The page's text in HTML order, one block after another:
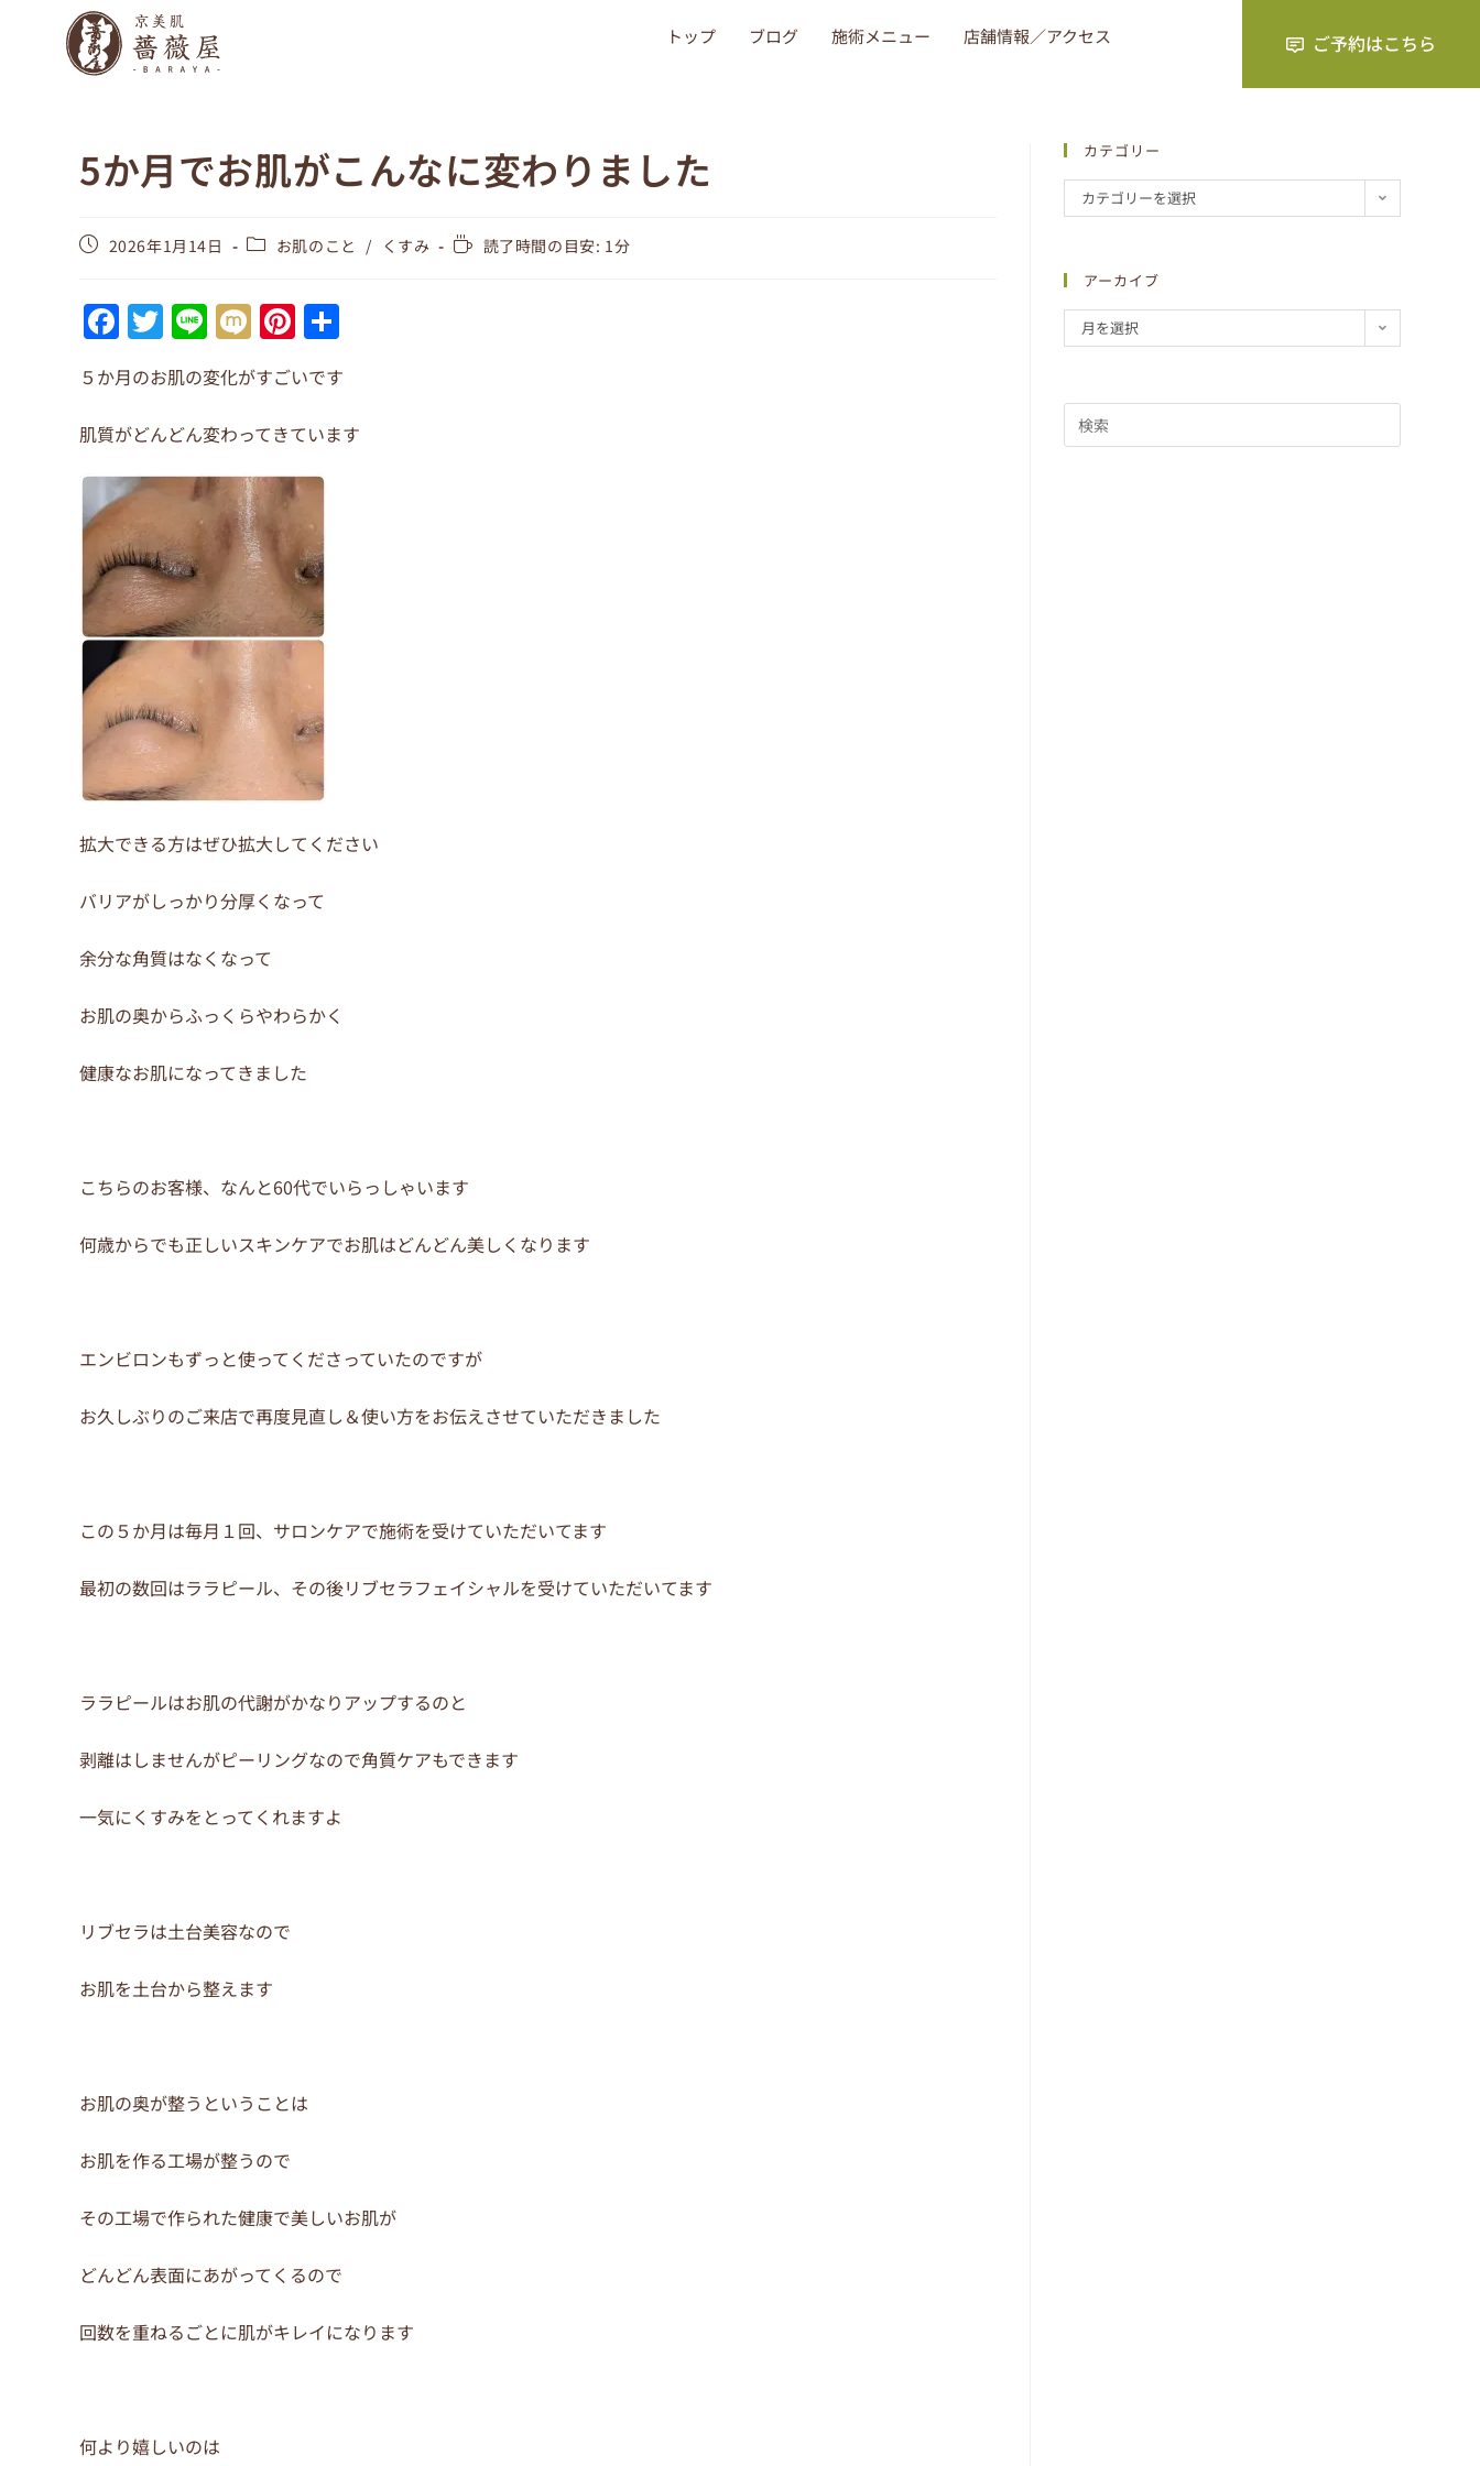
トップ ブログ 施術メニュー 店舗情報／アクセス
5か月でお肌がこんなに変わりました
2026年1月14日 お肌のこと / くすみ 読了時間の目安: 1分
F
a
c
e
b
o
o
k
T
w
itt
er
Li
n
e
M
ix
i
Pi
nt
er
e
st
５か月のお肌の変化がすごいです
肌質がどんどん変わってきています
拡大できる方はぜひ拡大してください
バリアがしっかり分厚くなって
余分な角質はなくなって
お肌の奥からふっくらやわらかく
健康なお肌になってきました
こちらのお客様、なんと60代でいらっしゃいます
何歳からでも正しいスキンケアでお肌はどんどん美しくなります
エンビロンもずっと使ってくださっていたのですが
お久しぶりのご来店で再度見直し＆使い方をお伝えさせていただきました
この５か月は毎月１回、サロンケアで施術を受けていただいてます
最初の数回はララピール、その後リブセラフェイシャルを受けていただいてます
ララピールはお肌の代謝がかなりアップするのと
剥離はしませんがピーリングなので角質ケアもできます
一気にくすみをとってくれますよ
リブセラは土台美容なので
お肌を土台から整えます
お肌の奥が整うということは
お肌を作る工場が整うので
その工場で作られた健康で美しいお肌が
どんどん表面にあがってくるので
回数を重ねるごとに肌がキレイになります
何より嬉しいのは
カテゴリー
カテゴリーを選択
アーカイブ
月を選択